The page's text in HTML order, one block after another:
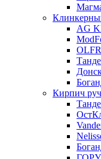
AG
Кирпич